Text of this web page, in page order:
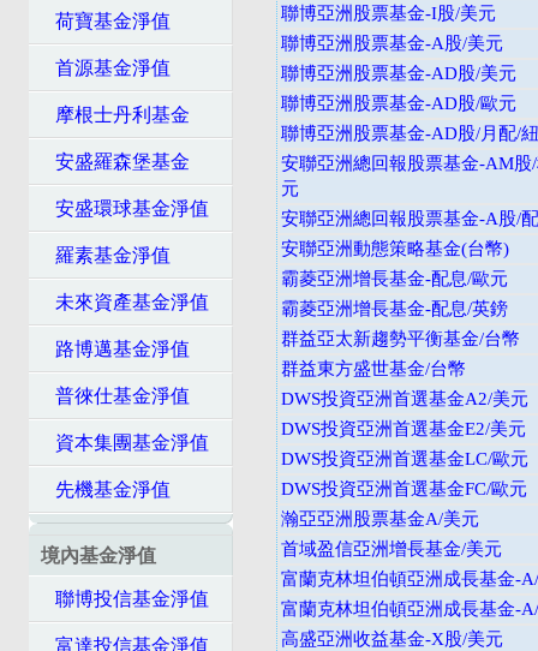
荷寶基金淨值
首源基金淨值
摩根士丹利基金
安盛羅森堡基金
安盛環球基金淨值
羅素基金淨值
未來資產基金淨值
路博邁基金淨值
普徠仕基金淨值
資本集團基金淨值
先機基金淨值
境內基金淨值
聯博投信基金淨值
富達投信基金淨值
聯博亞洲股票基金-I股/美元
聯博亞洲股票基金-A股/美元
聯博亞洲股票基金-AD股/美元
聯博亞洲股票基金-AD股/歐元
聯博亞洲股票基金-AD股/月配/
安聯亞洲總回報股票基金-AM股
元
安聯亞洲總回報股票基金-A股/
安聯亞洲動態策略基金(台幣)
霸菱亞洲增長基金-配息/歐元
霸菱亞洲增長基金-配息/英鎊
群益亞太新趨勢平衡基金/台幣
群益東方盛世基金/台幣
DWS投資亞洲首選基金A2/美元
DWS投資亞洲首選基金E2/美元
DWS投資亞洲首選基金LC/歐元
DWS投資亞洲首選基金FC/歐元
瀚亞亞洲股票基金A/美元
首域盈信亞洲增長基金/美元
富蘭克林坦伯頓亞洲成長基金-
富蘭克林坦伯頓亞洲成長基金-
高盛亞洲收益基金-X股/美元